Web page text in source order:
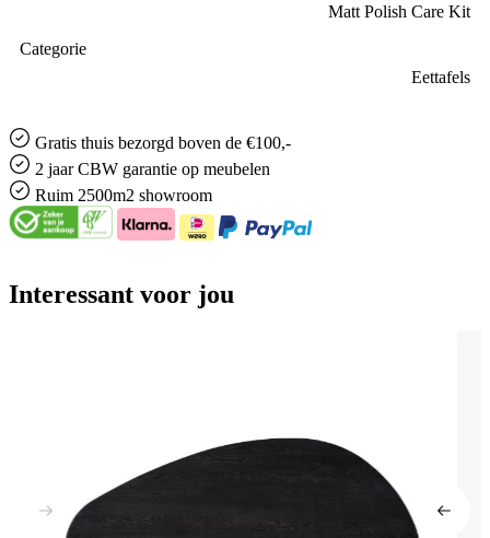
Matt Polish Care Kit
Categorie
Eettafels
Gratis thuis bezorgd boven de €100,-
2 jaar CBW garantie op meubelen
Ruim 2500m2 showroom
Interessant voor jou